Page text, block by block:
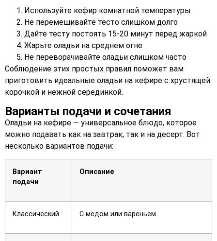
Используйте кефир комнатной температуры
Не перемешивайте тесто слишком долго
Дайте тесту постоять 15-20 минут перед жаркой
Жарьте оладьи на среднем огне
Не переворачивайте оладьи слишком часто
Соблюдение этих простых правил поможет вам
приготовить идеальные оладьи на кефире с хрустящей
корочкой и нежной серединкой.
Варианты подачи и сочетания
Оладьи на кефире — универсальное блюдо, которое
можно подавать как на завтрак, так и на десерт. Вот
несколько вариантов подачи:
Вариант
подачи
Описание
Классический С медом или вареньем